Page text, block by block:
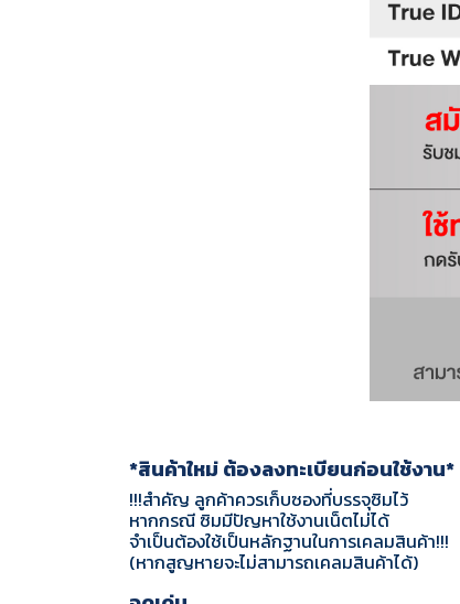
*สินค้าใหม่ ต้องลงทะเบียนก่อนใช้งาน*
!!!สำคัญ ลูกค้าควรเก็บซองที่บรรจุซิมไว้
หากกรณี ซิมมีปัญหาใช้งานเน็ตไม่ได้
จำเป็นต้องใช้เป็นหลักฐานในการเคลมสินค้า!!!
(หากสูญหายจะไม่สามารถเคลมสินค้าได้)